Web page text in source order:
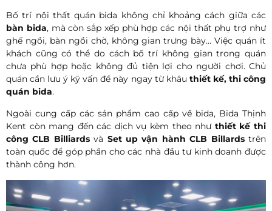
Bố trí nội thất quán bida không chỉ khoảng cách giữa các
bàn bida, mà còn sắp xếp phù hợp các nội thất phụ trợ như
ghế ngồi, bàn ngồi chờ, không gian trưng bày… Việc quán ít
khách cũng có thể do cách bố trí không gian trong quán
chưa phù hợp hoặc không đủ tiện lợi cho người chơi. Chủ
quán cần lưu ý kỹ vấn đề này ngay từ khâu thiết kế, thi công
quán bida.
Ngoài cung cấp các sản phẩm cao cấp về bida, Bida Thịnh
Kent còn mang đến các dịch vụ kèm theo như thiết kế thi
công CLB Billiardsvà Set up vận hành CLB Billardstrên
toàn quốc để góp phần cho các nhà đầu tư kinh doanh được
thành công hơn.